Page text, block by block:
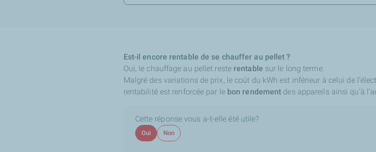
Est-il encore rentable de se chauffer au pellet ?
Oui, le chauffage au pellet reste rentable sur le long terme.
Malgré des variations de prix, le coût du kWh est inférieur à celui de
rentabilité est renforcée par le bon rendement des appareils ainsi qu’à
Cette réponse vous a-t-elle été utile?
Oui Non